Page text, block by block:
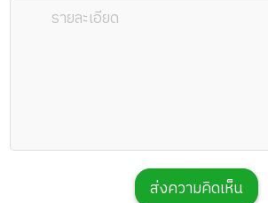
ส่งความคิดเห็น